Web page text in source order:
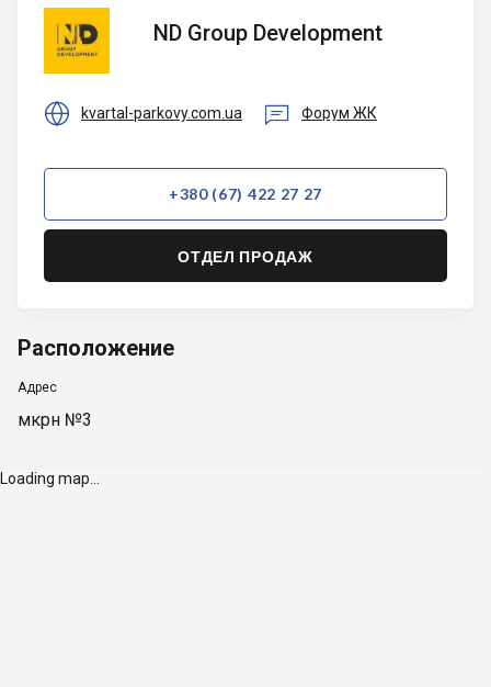
ND
Group
Development
ND Group Development
 kvartal-parkovy.com.ua  Форум ЖК
+380 (67) 422 27 27
ОТДЕЛ ПРОДАЖ
Расположение
Адрес
мкрн №3
Loading map...